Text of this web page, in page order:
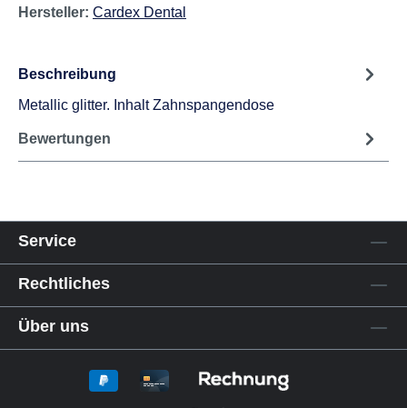
Hersteller: Cardex Dental
Beschreibung
Metallic glitter. Inhalt Zahnspangendose
Bewertungen
Service
Rechtliches
Über uns